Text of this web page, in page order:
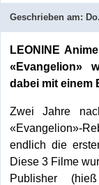
Geschrieben am:
LEONINE
«Evangelion»
dabei mit einem
Zwei Jahre
«Evangelion»-
endlich die
Diese 3 Filme
Publisher